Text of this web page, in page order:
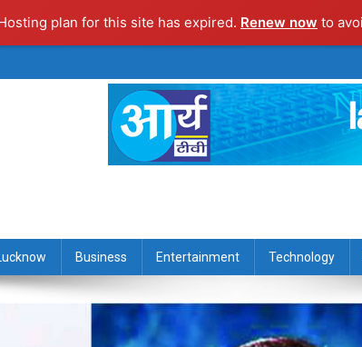
plan for this site has expired. Renew now to
Business Entertainment Technology